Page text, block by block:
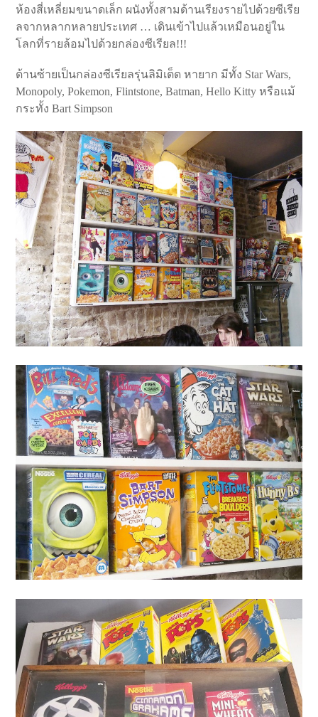
ห้องสี่เหลี่ยมขนาดเล็ก ผนังทั้งสามด้านเรียงรายไปด้วยซีเรีย
ลจากหลากหลายประเทศ … เดินเข้าไปแล้วเหมือนอยู่ใน
โลกที่รายล้อมไปด้วยกล่องซีเรียล!!!
ด้านซ้ายเป็นกล่องซีเรียลรุ่นลิมิเต็ด หายาก มีทั้ง Star Wars,
Monopoly, Pokemon, Flintstone, Batman, Hello Kitty หรือแม้
กระทั้ง Bart Simpson